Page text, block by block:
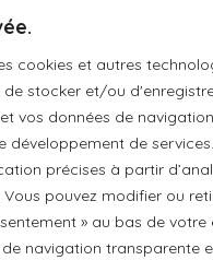
cookies et autres
stocker et/ou
vos données de
développement de
précises à partir
pouvez modifier ou
» au bas de
navigation transparente
aujourd’hui et
labellisé «
qui
affilié)